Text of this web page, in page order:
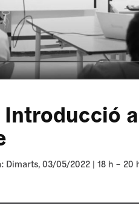
Introducció
Dimarts, 03/05/2022 | 18 h – 20